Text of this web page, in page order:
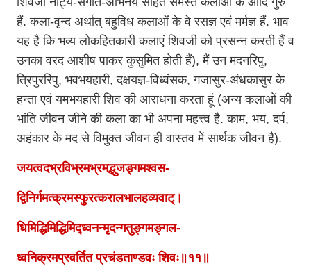
हैं. कला-वृन्द अर्थात् बहुविध कलाओं के वे रसज्ञ एवं मर्मज्ञ हैं. भाव
यह है कि भव्य लोकहितकारी कलाएं शिवजी को प्रसन्न करती हैं व
उनका वरद आशीष पाकर कुसुमित होती हैं), मैं उन मदनरिपु,
त्रिपुररिपु, भवभयहारी, दक्षयज्ञ-विध्वंसक, गजासुर-अंधकासुर के
हन्ता एवं यमभयहारी शिव की आराधना करता हूं (अन्य कलाओं की
भांति जीवन जीने की कला का भी अपना महत्त्व है. काम, भय, दर्प,
अहंकार के मद से विमुक्त जीवन ही वास्तव में सार्थक जीवन है).
जयत्वदभ्रविभ्रमभ्रमद्भुजङ्गमश्वस-
द्विनिर्गमत्क्रमस्फुरत्करालभालहव्यवाट्।
धिमिद्धिमिद्धिमिद्ध्वनन्मृदन्गतुङ्गमङ्गल-
ध्वनिक्रमप्रवर्तित प्रचंडताण्डवः शिवः॥११॥